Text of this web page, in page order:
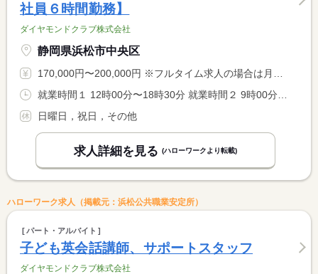
社員６時間勤務】
ダイヤモンドクラブ株式会社
静岡県浜松市中央区
170,000円〜200,000円 ※フルタイム求人の場合は月額（換算額）、パート求人の場合は時間額を表示しています。
日曜日，祝日，その他
求人詳細を見る (ハローワークより転載)
ハローワーク求人（掲載元：浜松公共職業安定所）
パート・アルバイト
子ども英会話講師、サポートスタッフ
ダイヤモンドクラブ株式会社